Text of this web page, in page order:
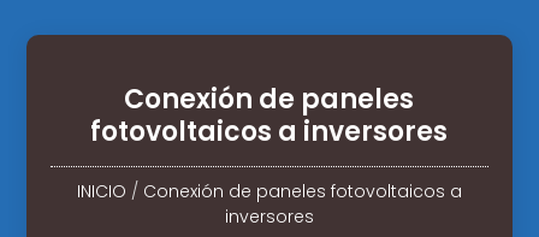
Conexión de paneles
fotovoltaicos a inversores
INICIO / Conexión de paneles fotovoltaicos a
inversores